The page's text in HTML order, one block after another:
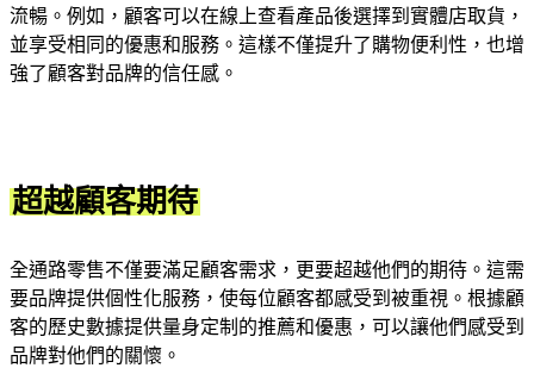
流暢。例如，顧客可以在線上查看產品後選擇到實體店取貨，
並享受相同的優惠和服務。這樣不僅提升了購物便利性，也增
強了顧客對品牌的信任感。
超越顧客期待
全通路零售不僅要滿足顧客需求，更要超越他們的期待。這需
要品牌提供個性化服務，使每位顧客都感受到被重視。根據顧
客的歷史數據提供量身定制的推薦和優惠，可以讓他們感受到
品牌對他們的關懷。